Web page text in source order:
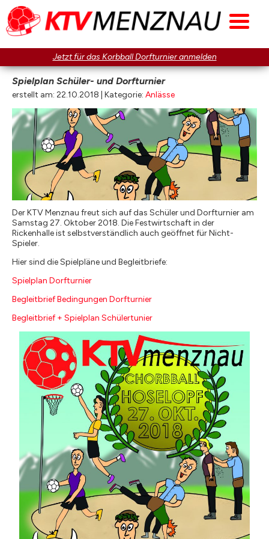
Jetzt für das Korbball Dorfturnier anmelden
Spielplan Schüler- und Dorfturnier
erstellt am: 22.10.2018 | Kategorie: Anlässe
Der KTV Menznau freut sich auf das Schüler und Dorfturnier am
Samstag 27. Oktober 2018. Die Festwirtschaft in der
Rickenhalle ist selbstverständlich auch geöffnet für Nicht-
Spieler.
Hier sind die Spielpläne und Begleitbriefe:
Spielplan Dorfturnier
Begleitbrief Bedingungen Dorfturnier
Begleitbrief + Spielplan Schülertunier